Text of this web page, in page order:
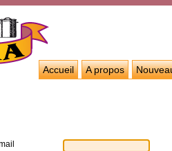
Accueil A propos